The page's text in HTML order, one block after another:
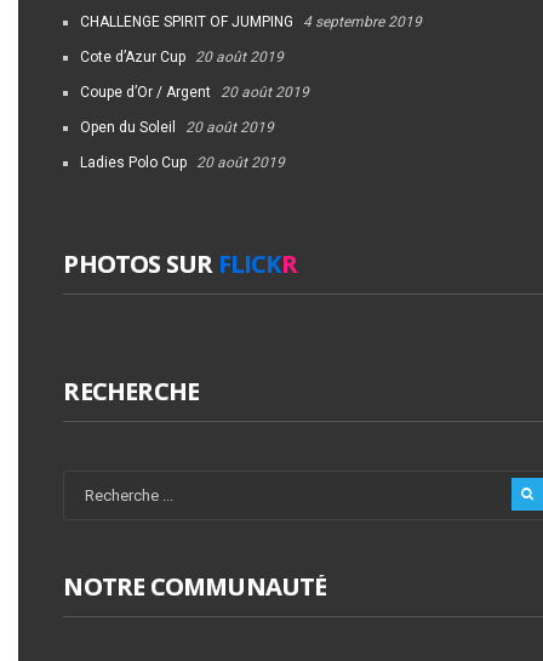
CHALLENGE SPIRIT OF JUMPING 4 septembre 2019
Cote d’Azur Cup 20 août 2019
Coupe d’Or / Argent 20 août 2019
Open du Soleil 20 août 2019
Ladies Polo Cup 20 août 2019
PHOTOS SUR FLICKR
RECHERCHE
NOTRE COMMUNAUTÉ